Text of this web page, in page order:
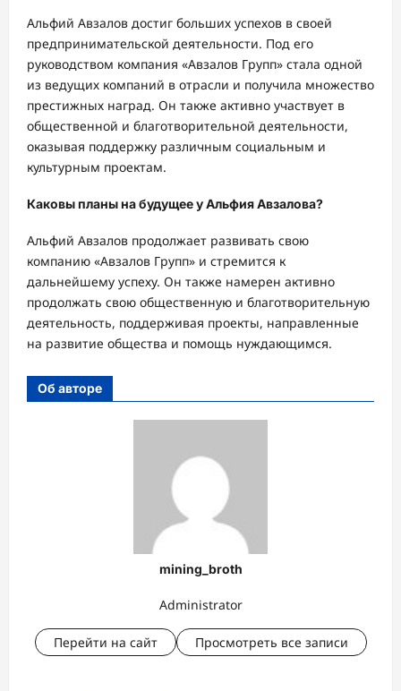
Альфий Авзалов достиг больших успехов в своей
предпринимательской деятельности. Под его
руководством компания «Авзалов Групп» стала одной
из ведущих компаний в отрасли и получила множество
престижных наград. Он также активно участвует в
общественной и благотворительной деятельности,
оказывая поддержку различным социальным и
культурным проектам.
Каковы планы на будущее у Альфия Авзалова?
Альфий Авзалов продолжает развивать свою
компанию «Авзалов Групп» и стремится к
дальнейшему успеху. Он также намерен активно
продолжать свою общественную и благотворительную
деятельность, поддерживая проекты, направленные
на развитие общества и помощь нуждающимся.
Об авторе
mining_broth
Administrator
Перейти на сайт Просмотреть все записи